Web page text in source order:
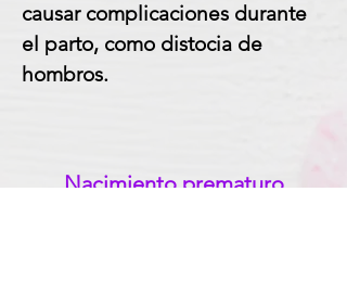
causar complicaciones durante
el parto, como distocia de
hombros.
Nacimiento prematuro